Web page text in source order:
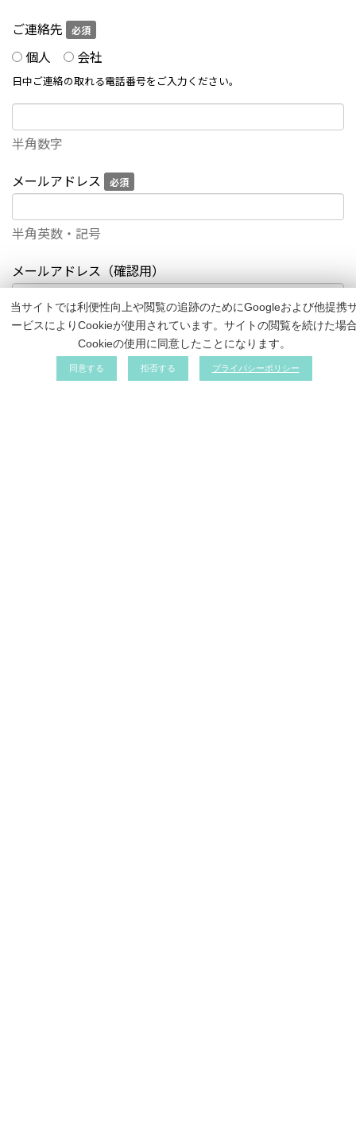
ご連絡先 必須
個人 会社
日中ご連絡の取れる電話番号をご入力ください。
半角数字
メールアドレス
必須
半角英数・記号
メールアドレス（確認用）
同じメールアドレスをご入力ください。
保険者番号
必須
当サイトでは利便性向上や閲覧の追跡のためにGoogleおよび他提携
ービスによりCookieが使用されています。サイトの閲覧を続けた場
Cookieの使用に同意したことになります。
同意する 拒否する プライバシーポリシー